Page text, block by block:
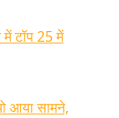
में टॉप 25 में
आया सामने,